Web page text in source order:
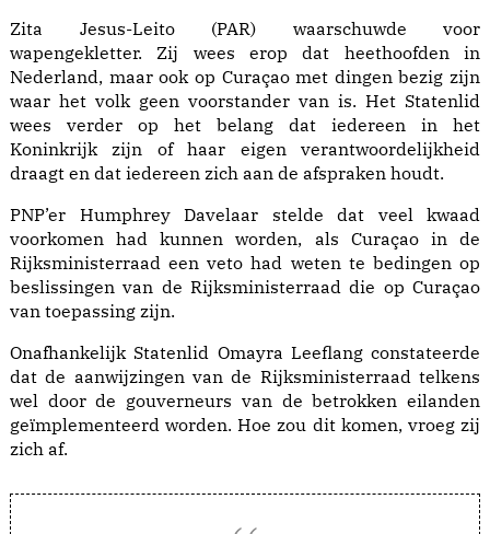
Zita Jesus-Leito (PAR) waarschuwde voor
wapengekletter. Zij wees erop dat heethoofden in
Nederland, maar ook op Curaçao met dingen bezig zijn
waar het volk geen voorstander van is. Het Statenlid
wees verder op het belang dat iedereen in het
Koninkrijk zijn of haar eigen verantwoordelijkheid
draagt en dat iedereen zich aan de afspraken houdt.
PNP’er Humphrey Davelaar stelde dat veel kwaad
voorkomen had kunnen worden, als Curaçao in de
Rijksministerraad een veto had weten te bedingen op
beslissingen van de Rijksministerraad die op Curaçao
van toepassing zijn.
Onafhankelijk Statenlid Omayra Leeflang constateerde
dat de aanwijzingen van de Rijksministerraad telkens
wel door de gouverneurs van de betrokken eilanden
geïmplementeerd worden. Hoe zou dit komen, vroeg zij
zich af.